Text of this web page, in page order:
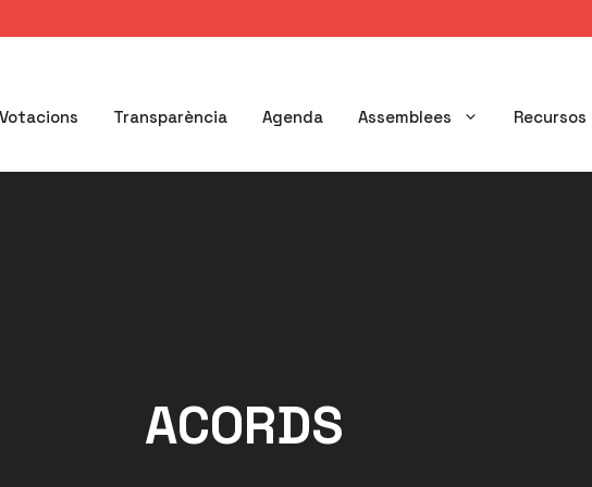
Votacions Transparència Agenda Assemblees Recursos
ACORDS